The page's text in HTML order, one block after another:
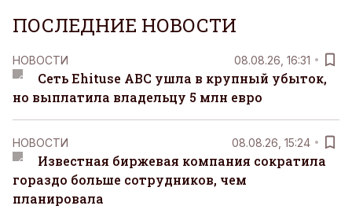
ПОСЛЕДНИЕ НОВОСТИ
НОВОСТИ 08.08.26, 16:31
Сеть Ehituse ABC ушла в крупный убыток,
но выплатила владельцу 5 млн евро
НОВОСТИ 08.08.26, 15:24
Известная биржевая компания сократила
гораздо больше сотрудников, чем
планировала